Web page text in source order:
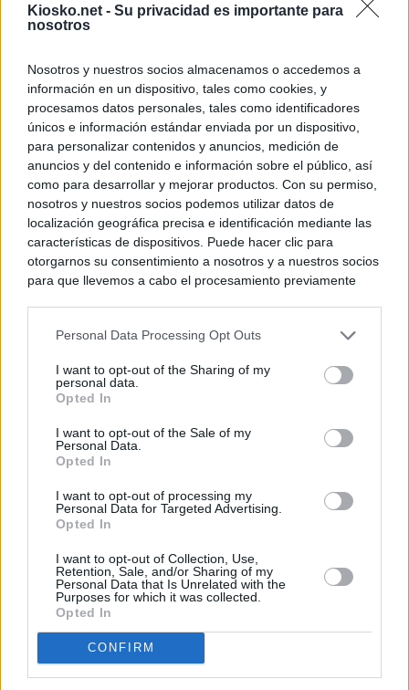
Kiosko.net - Su privacidad es importante para
nosotros
Nosotros y nuestros socios almacenamos o accedemos a
información en un dispositivo, tales como cookies, y
procesamos datos personales, tales como identificadores
únicos e información estándar enviada por un dispositivo,
para personalizar contenidos y anuncios, medición de
anuncios y del contenido e información sobre el público, así
como para desarrollar y mejorar productos. Con su permiso,
nosotros y nuestros socios podemos utilizar datos de
localización geográfica precisa e identificación mediante las
características de dispositivos. Puede hacer clic para
otorgarnos su consentimiento a nosotros y a nuestros socios
para que llevemos a cabo el procesamiento previamente
negar su consentimiento. Tenga en cuenta que algún
de su consentimiento, pero usted tiene el derecho de
rechazar tal procesamiento. Sus preferencias se aplicarán
cualquier momento entrando de nuevo en este sitio web o
visitando nuestra política de privacidad.
Personal Data Processing Opt Outs
I want to opt-out of the Sharing of my
personal data.
Opted In
I want to opt-out of the Sale of my
Personal Data.
Opted In
I want to opt-out of processing my
Personal Data for Targeted Advertising.
Opted In
I want to opt-out of Collection, Use,
Retention, Sale, and/or Sharing of my
Personal Data that Is Unrelated with the
Purposes for which it was collected.
Opted In
CONFIRM